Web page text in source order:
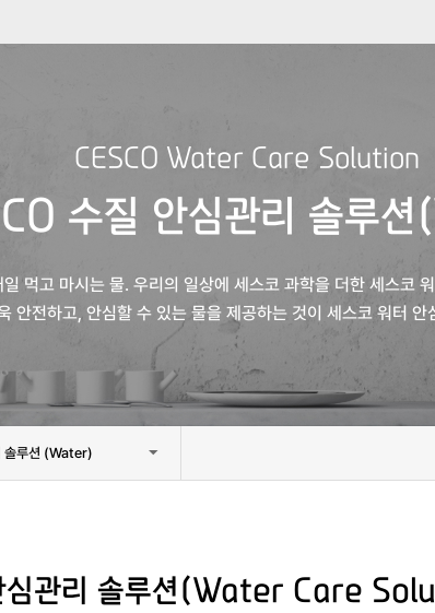
CESCO Water Care Solution
수질 안심관리 솔루
일 먹고 마시는 물. 우리의 일상에 세스코 과학을 더한 세스코
안전하고, 안심할 수 있는 물을 제공하는 것이 세스코 워터 안
솔루션 (Water)
관리 솔루션(Water Care